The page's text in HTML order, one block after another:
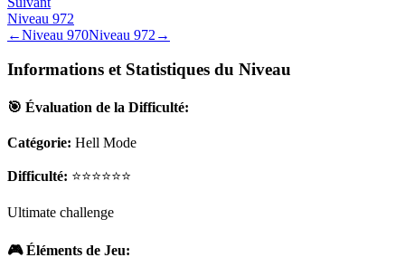
Niveau 972
←Niveau 970Niveau 972 →
Informations et Statistiques du Niveau
🎯 Évaluation de la Difficulté:
Catégorie: Hell Mode
Difficulté: ⭐⭐⭐⭐⭐⭐
Ultimate challenge
🎮 Éléments de Jeu: